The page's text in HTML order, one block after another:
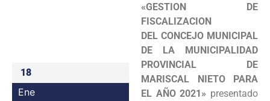
Intranet
18
Ene
«GESTION DE
FISCALIZACION
DEL CONCEJO MUNICIPAL
DE LA MUNICIPALIDAD
PROVINCIAL DE
MARISCAL NIETO PARA
EL AÑO 2021» presentado